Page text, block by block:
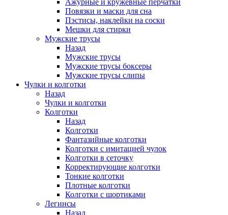
Ажурные и кружевные перчатки
Повязки и маски для сна
Пэстисы, наклейки на соски
Мешки для стирки
Мужские трусы
Назад
Мужские трусы
Мужские трусы боксеры
Мужские трусы слипы
Чулки и колготки
Назад
Чулки и колготки
Колготки
Назад
Колготки
Фантазийные колготки
Колготки с имитацией чулок
Колготки в сеточку
Корректирующие колготки
Тонкие колготки
Плотные колготки
Колготки с шортиками
Легинсы
Назад